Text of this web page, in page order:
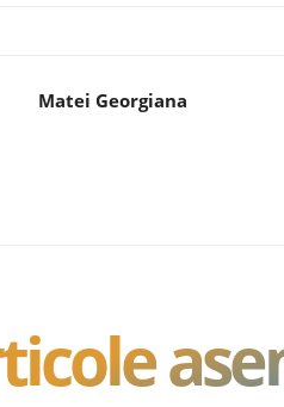
Matei Georgiana